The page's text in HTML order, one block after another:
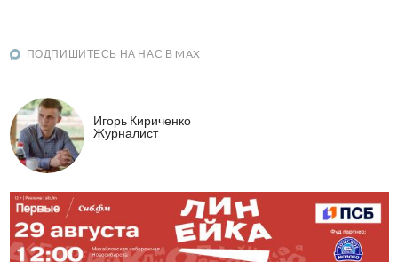
ПОДПИШИТЕСЬ НА НАС В MAX
Игорь Кириченко
Журналист